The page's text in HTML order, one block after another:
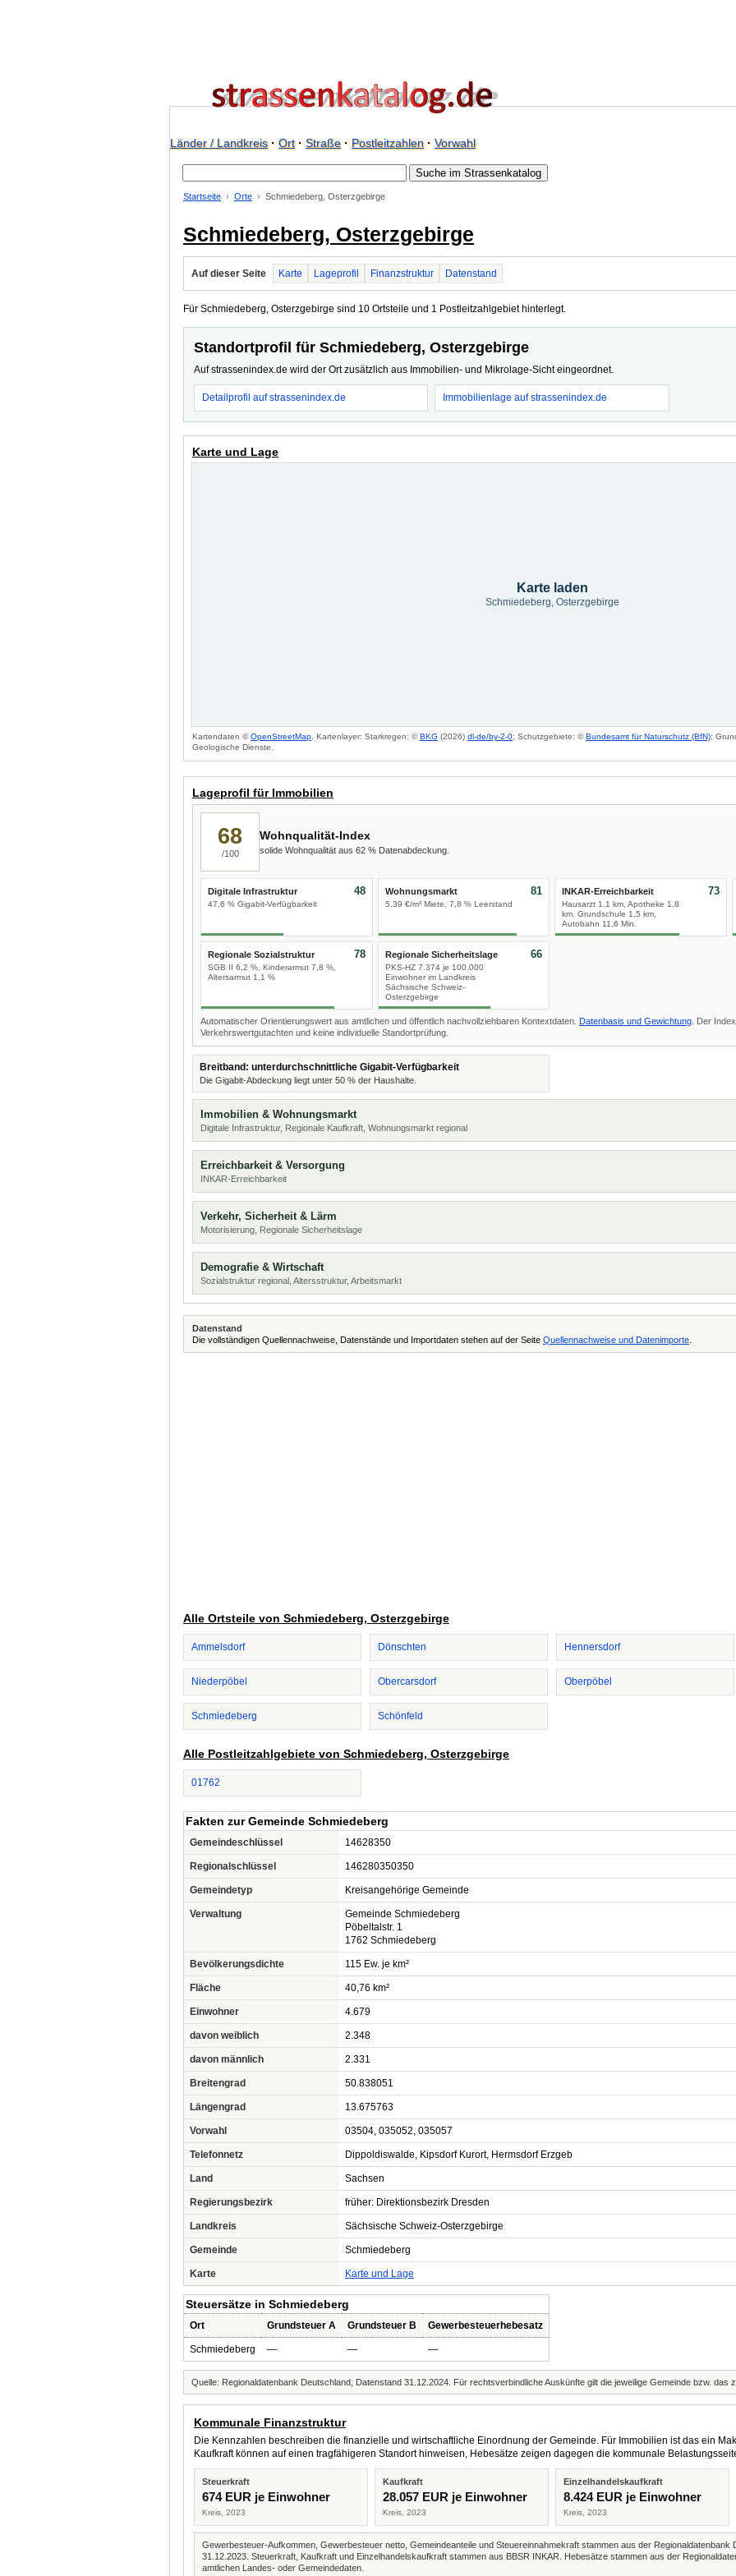
Länder / Landkreis· Ort· Straße· Postleitzahlen· Vorwahl
Startseite Orte Schmiedeberg, Osterzgebirge
Schmiedeberg, Osterzgebirge
Auf dieser Seite Karte Lageprofil Finanzstruktur Datenstand
Für Schmiedeberg, Osterzgebirge sind 10 Ortsteile und 1 Postleitzahlgebiet hinterlegt.
Standortprofil für Schmiedeberg, Osterzgebirge
Auf strassenindex.de wird der Ort zusätzlich aus Immobilien- und Mikrolage-Sicht eingeordnet.
Detailprofil auf strassenindex.de Immobilienlage auf strassenindex.de
Karte und Lage
Karte laden
Schmiedeberg, Osterzgebirge
Kartendaten ©OpenStreetMap . Kartenlayer: Starkregen: ©BKG (2026) dl-de/by-2-0; Schutzgebiete: ©Bundesamt für Naturschutz (BfN);
Geologische Dienste.
Lageprofil für Immobilien
68
/100
Wohnqualität-Index
solide Wohnqualität aus 62 % Datenabdeckung.
Digitale Infrastruktur
47,6 % Gigabit-Verfügbarkeit
48 Wohnungsmarkt
5,39 €/m² Miete, 7,8 % Leerstand
81 INKAR-Erreichbarkeit
Hausarzt 1,1 km, Apotheke 1,8
km, Grundschule 1,5 km,
Autobahn 11,6 Min.
73
Regionale Sozialstruktur
SGB II 6,2 %, Kinderarmut 7,8 %,
Altersarmut 1,1 %
78 Regionale Sicherheitslage
PKS-HZ 7.374 je 100.000
Einwohner im Landkreis
Sächsische Schweiz-
Osterzgebirge
66
Automatischer Orientierungswert aus amtlichen und öffentlich nachvollziehbaren Kontextdaten. Datenbasis und Gewichtung . Der
Verkehrswertgutachten und keine individuelle Standortprüfung.
Breitband: unterdurchschnittliche Gigabit-Verfügbarkeit
Die Gigabit-Abdeckung liegt unter 50 % der Haushalte.
Immobilien & Wohnungsmarkt
Digitale Infrastruktur, Regionale Kaufkraft, Wohnungsmarkt regional
Erreichbarkeit & Versorgung
INKAR-Erreichbarkeit
Verkehr, Sicherheit & Lärm
Motorisierung, Regionale Sicherheitslage
Demografie & Wirtschaft
Sozialstruktur regional, Altersstruktur, Arbeitsmarkt
Datenstand
Die vollständigen Quellennachweise, Datenstände und Importdaten stehen auf der Seite Quellennachweise und Datenimporte
Alle Ortsteile von Schmiedeberg, Osterzgebirge
Ammelsdorf Dönschten Hennersdorf
Niederpöbel Obercarsdorf Oberpöbel
Schmiedeberg Schönfeld
Alle Postleitzahlgebiete von Schmiedeberg, Osterzgebirge
01762
Fakten zur Gemeinde Schmiedeberg
Gemeindeschlüssel 14628350
Regionalschlüssel 146280350350
Gemeindetyp Kreisangehörige Gemeinde
Verwaltung
Gemeinde Schmiedeberg
Pöbeltalstr. 1
1762 Schmiedeberg
Bevölkerungsdichte 115 Ew. je km²
Fläche 40,76 km²
Einwohner 4.679
davon weiblich 2.348
davon männlich 2.331
Breitengrad 50.838051
Längengrad 13.675763
Vorwahl 03504, 035052, 035057
Telefonnetz Dippoldiswalde, Kipsdorf Kurort, Hermsdorf Erzgeb
Land Sachsen
Regierungsbezirk früher: Direktionsbezirk Dresden
Landkreis Sächsische Schweiz-Osterzgebirge
Gemeinde Schmiedeberg
Karte Karte und Lage
Steuersätze in Schmiedeberg
Ort Grundsteuer A Grundsteuer B Gewerbesteuerhebesatz
Schmiedeberg — — —
Quelle: Regionaldatenbank Deutschland, Datenstand 31.12.2024. Für rechtsverbindliche Auskünfte gilt die jeweilige Gemeinde bzw. das
Kommunale Finanzstruktur
Die Kennzahlen beschreiben die finanzielle und wirtschaftliche Einordnung der Gemeinde. Für Immobilien ist das ein
Kaufkraft können auf einen tragfähigeren Standort hinweisen, Hebesätze zeigen dagegen die kommunale
Steuerkraft
674 EUR je Einwohner
Kreis, 2023
Kaufkraft
28.057 EUR je Einwohner
Kreis, 2023
Einzelhandelskaufkraft
8.424 EUR je Einwohner
Kreis, 2023
Gewerbesteuer-Aufkommen, Gewerbesteuer netto, Gemeindeanteile und Steuereinnahmekraft stammen aus der
31.12.2023. Steuerkraft, Kaufkraft und Einzelhandelskaufkraft stammen aus BBSR INKAR. Hebesätze stammen aus der
amtlichen Landes- oder Gemeindedaten.